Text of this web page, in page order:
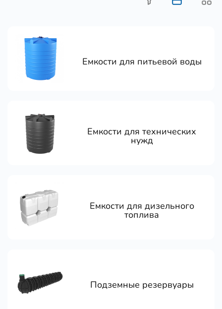
Емкости для питьевой воды
Емкости для технических
нужд
Емкости для дизельного
топлива
Подземные резервуары